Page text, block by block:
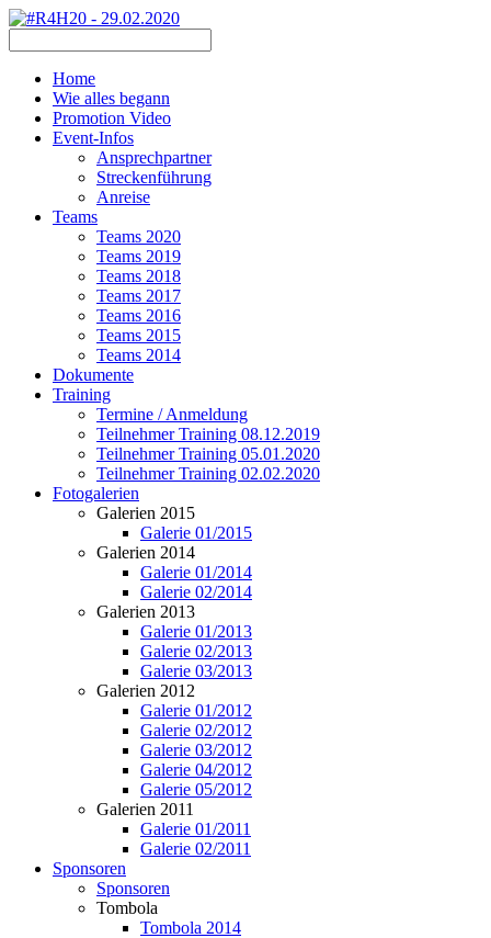
Home
Wie alles begann
Promotion Video
Event-Infos
Ansprechpartner
Streckenführung
Anreise
Teams
Teams 2020
Teams 2019
Teams 2018
Teams 2017
Teams 2016
Teams 2015
Teams 2014
Dokumente
Training
Termine / Anmeldung
Teilnehmer Training 08.12.2019
Teilnehmer Training 05.01.2020
Teilnehmer Training 02.02.2020
Fotogalerien
Galerien 2015
Galerie 01/2015
Galerien 2014
Galerie 01/2014
Galerie 02/2014
Galerien 2013
Galerie 01/2013
Galerie 02/2013
Galerie 03/2013
Galerien 2012
Galerie 01/2012
Galerie 02/2012
Galerie 03/2012
Galerie 04/2012
Galerie 05/2012
Galerien 2011
Galerie 01/2011
Galerie 02/2011
Sponsoren
Sponsoren
Tombola
Tombola 2014